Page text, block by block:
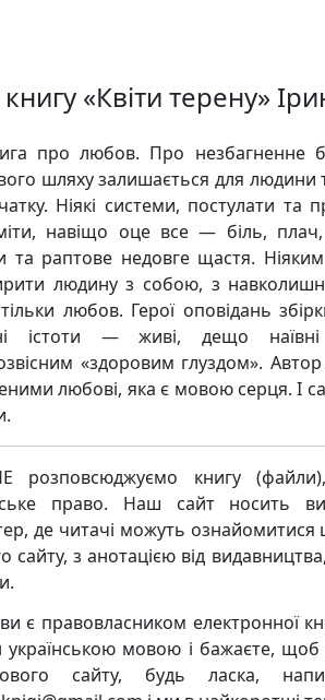
«Квіти терену»
про любов. Про незбагненне
шляху залишається для людини
Ніякі системи, постулати
навіщо оце все — біль,
та раптове недовге щастя.
людину з собою, з
любов. Герої оповідань
істоти — живі, дещо
«здоровим глуздом».
любові, яка є мовою серця. І
розповсюджуємо книгу
право. Наш сайт носить
де читачі можуть ознайомитися
сайту, з анотацією від
є правовласником електронної
мовою і бажаєте, щоб
сайту, будь ласка,